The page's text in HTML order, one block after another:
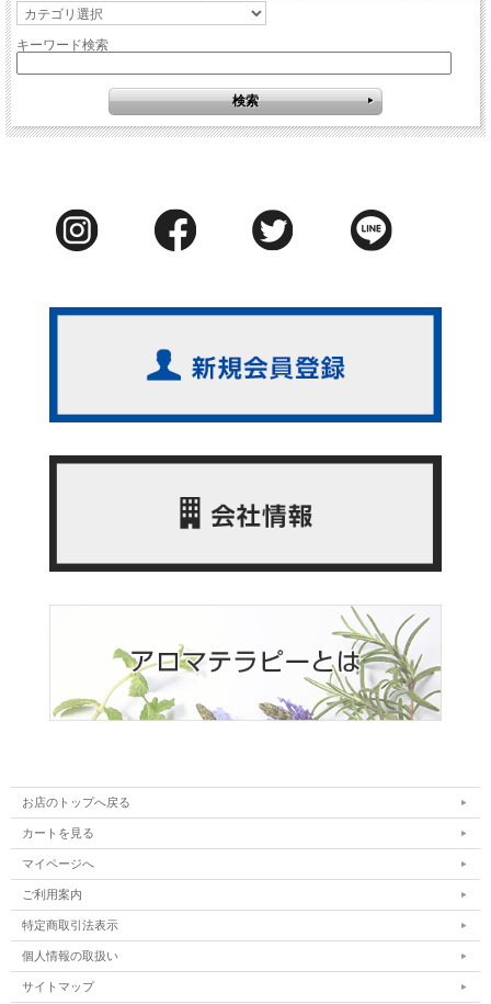
キーワード検索
お店のトップへ戻る
カートを見る
マイページへ
ご利用案内
特定商取引法表示
個人情報の取扱い
サイトマップ